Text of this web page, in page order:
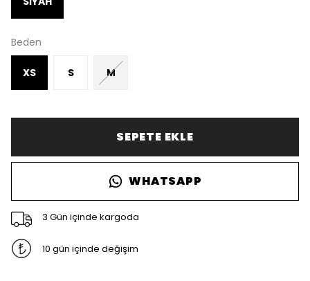
Beden
XS S M
SEPETE EKLE
WHATSAPP
3 Gün içinde kargoda
10 gün içinde değişim